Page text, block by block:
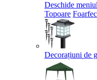
Deschide meniul
Topoare
Decorațiuni de